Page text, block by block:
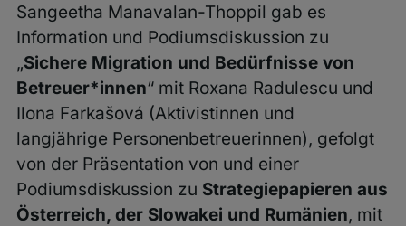
Sangeetha Manavalan-Thoppil gab es
Information und Podiumsdiskussion zu
„Sichere Migration und Bedürfnisse von
Betreuer*innen“ mit Roxana Radulescu und
Ilona Farkašová (Aktivistinnen und
langjährige Personenbetreuerinnen), gefolgt
von der Präsentation von und einer
Podiumsdiskussion zu Strategiepapieren aus
Österreich, der Slowakei und Rumänien, mit